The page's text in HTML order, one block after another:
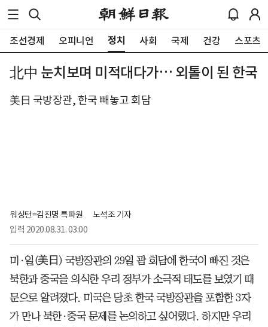
조선경제 오피니언 정치 사회 국제 건강 스포츠
北中 눈치보며 미적대다가… 외톨이 된 한국
美日 국방장관, 한국 빼놓고 회담
워싱턴=김진명 특파원
노석조 기자
입력 2020.08.31. 03:00
미·일(美日) 국방장관의 29일 괌 회담에 한국이 빠진 것은
북한과 중국을 의식한 우리 정부가 소극적 태도를 보였기 때
문으로 알려졌다. 미국은 당초 한국 국방장관을 포함한 3자
가 만나 북한·중국 문제를 논의하고 싶어했다. 하지만 우리